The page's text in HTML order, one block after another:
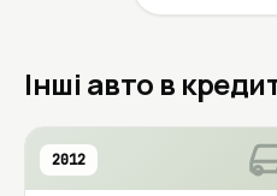
Інші авто в
2012